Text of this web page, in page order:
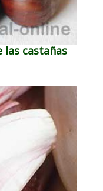
las castañas